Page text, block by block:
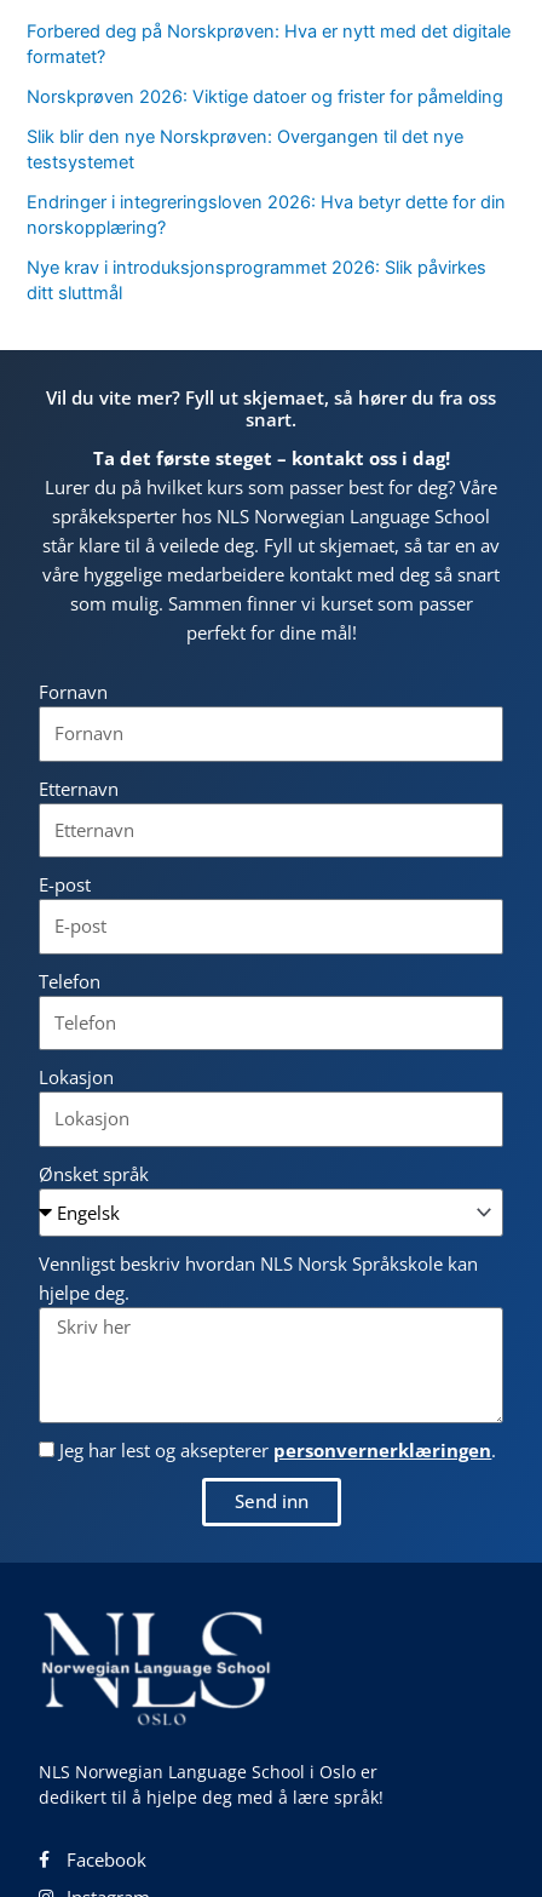
Forbered deg på Norskprøven: Hva er nytt med det digitale
formatet?
Norskprøven 2026: Viktige datoer og frister for påmelding
Slik blir den nye Norskprøven: Overgangen til det nye
testsystemet
Endringer i integreringsloven 2026: Hva betyr dette for din
norskopplæring?
Nye krav i introduksjonsprogrammet 2026: Slik påvirkes
ditt sluttmål
Vil du vite mer? Fyll ut skjemaet, så hører du fra oss
snart.
Ta det første steget – kontakt oss i dag!
Lurer du på hvilket kurs som passer best for deg? Våre
språkeksperter hos NLS Norwegian Language School
står klare til å veilede deg. Fyll ut skjemaet, så tar en av
våre hyggelige medarbeidere kontakt med deg så snart
som mulig. Sammen finner vi kurset som passer
perfekt for dine mål!
Fornavn
Etternavn
E-post
Telefon
Lokasjon
Ønsket språk
Vennligst beskriv hvordan NLS Norsk Språkskole kan
hjelpe deg.
Jeg har lest og aksepterer personvernerklæringen.
Send inn
NLS Norwegian Language School i Oslo er
dedikert til å hjelpe deg med å lære språk!
Facebook